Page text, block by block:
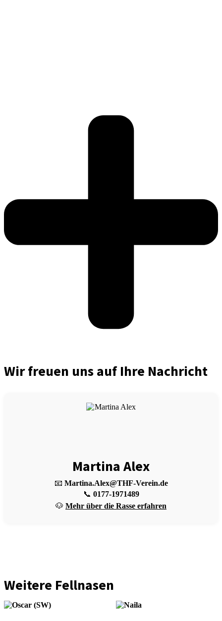
Wir freuen uns auf Ihre Nachricht
Martina Alex
📧 Martina.Alex@THF-Verein.de
📞 0177-1971489
🐶 Mehr über die Rasse erfahren
Weitere Fellnasen